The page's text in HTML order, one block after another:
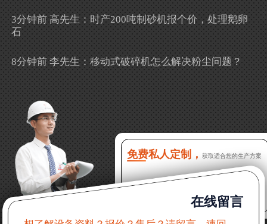
3分钟前 高先生：时产200吨制砂机报个价，处理鹅卵
石
8分钟前 李先生：移动式破碎机怎么解决粉尘问题？
吗？
16分钟前 程先生：破碎生产线出个方案及报价，有什
么售后服务？
22分钟前 郑女士：想了解时产500吨锤破，加工石灰石
31分钟前 吴先生：成套石头破碎设备有吗？给个详细
产品资料
免费私人定制， 获取适合您的生产方案
在线留言